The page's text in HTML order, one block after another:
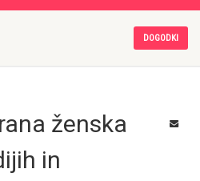
DOGODKI
ženska
in